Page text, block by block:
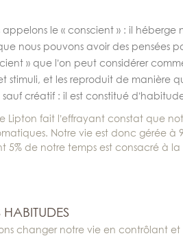
le « conscient » : il
nous pouvons avoir des pensées
» que l’on peut considérer
stimuli, et les reproduit de manière
créatif : il est constitué
Lipton fait l’effrayant constat que
Notre vie est donc gérée à
5% de notre temps est consacré à
changer notre vie en contrôlant